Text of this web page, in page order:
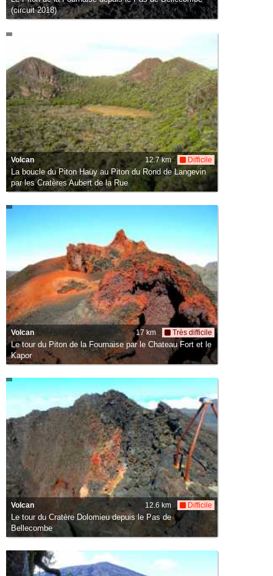
(circuit 2018)
Volcan
La boucle du Piton Haüy au Piton du Rond de Langevin
par les Cratères Aubert de la Rue
12.7 km Difficile
Volcan
Le tour du Piton de la Fournaise par le Chateau Fort et le
Kapor
17 km Très difficile
Volcan
Le tour du Cratère Dolomieu depuis le Pas de
Bellecombe
12.6 km Difficile